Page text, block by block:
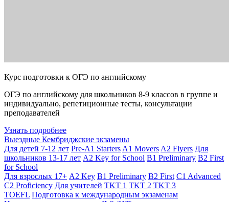
Курс подготовки к ОГЭ по английскому
ОГЭ по английскому для школьников 8-9 классов в группе и
индивидуально, репетиционные тесты, консультации
преподавателей
Узнать подробнее
Выездные Кембриджские экзамены
Для детей 7-12 лет Pre-A1 Starters A1 Movers A2 Flyers Для
школьников 13-17 лет A2 Key for School B1 Preliminary B2 First
for School
Для взрослых 17+ A2 Key B1 Preliminary B2 First C1 Advanced
C2 Proficiency Для учителей TKT 1 TKT 2 TKT 3
TOEFL Подготовка к международным экзаменам